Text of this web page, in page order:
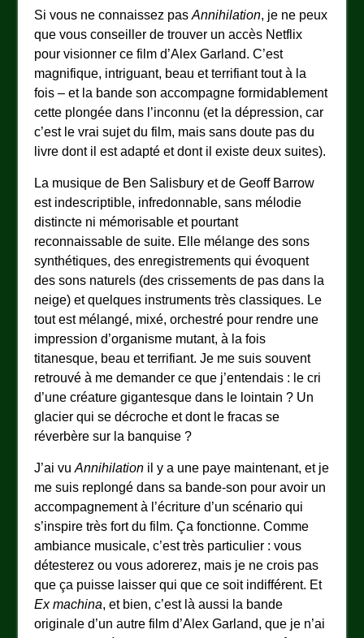
Si vous ne connaissez pasAnnihilation, je ne peux
que vous conseiller de trouver un accès Netflix
pour visionner ce film d’Alex Garland. C’est
magnifique, intriguant, beau et terrifiant tout à la
fois – et la bande son accompagne formidablement
cette plongée dans l’inconnu (et la dépression, car
c’est le vrai sujet du film, mais sans doute pas du
livre dont il est adapté et dont il existe deux suites).
La musique de Ben Salisbury et de Geoff Barrow
est indescriptible, infredonnable, sans mélodie
distincte ni mémorisable et pourtant
reconnaissable de suite. Elle mélange des sons
synthétiques, des enregistrements qui évoquent
des sons naturels (des crissements de pas dans la
neige) et quelques instruments très classiques. Le
tout est mélangé, mixé, orchestré pour rendre une
impression d’organisme mutant, à la fois
titanesque, beau et terrifiant. Je me suis souvent
retrouvé à me demander ce que j’entendais : le cri
d’une créature gigantesque dans le lointain ? Un
glacier qui se décroche et dont le fracas se
réverbère sur la banquise ?
J’ai vuAnnihilation il y a une paye maintenant, et je
me suis replongé dans sa bande-son pour avoir un
accompagnement à l’écriture d’un scénario qui
s’inspire très fort du film. Ça fonctionne. Comme
ambiance musicale, c’est très particulier : vous
détesterez ou vous adorerez, mais je ne crois pas
que ça puisse laisser qui que ce soit indifférent. Et
Ex machina, et bien, c’est là aussi la bande
originale d’un autre film d’Alex Garland, que je n’ai